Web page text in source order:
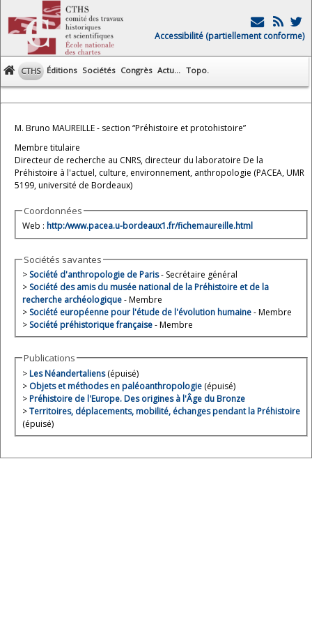
Accessibilité (partiellement conforme)
CTHS Éditions Sociétés Congrès Actu... Topo.
M. Bruno MAUREILLE - section “Préhistoire et protohistoire”
Membre titulaire
Directeur de recherche au CNRS, directeur du laboratoire De la
Préhistoire à l'actuel, culture, environnement, anthropologie (PACEA, UMR
5199, université de Bordeaux)
Coordonnées
Web : http:/www.pacea.u-bordeaux1.fr/fichemaureille.html
Sociétés savantes
> Société d'anthropologie de Paris- Secrétaire général
> Société des amis du musée national de la Préhistoire et de la
recherche archéologique- Membre
> Société européenne pour l'étude de l'évolution humaine- Membre
> Société préhistorique française- Membre
Publications
> Les Néandertaliens(épuisé)
> Objets et méthodes en paléoanthropologie (épuisé)
>Préhistoire de l'Europe. Des origines à l'Âge du Bronze
>Territoires, déplacements, mobilité, échanges pendant la Préhistoire
(épuisé)